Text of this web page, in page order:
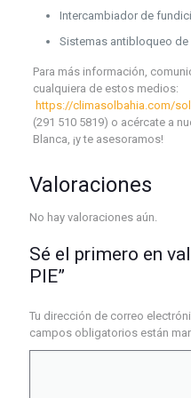
Intercambiador de
Sistemas antibloqueo
Para más información,
cualquiera de estos medios:
https://climasolbahia.com/
(291 510 5819) o acércate a
Blanca, ¡y te asesoramos!
Valoraciones
No hay valoraciones aún.
Sé el primero en
PIE”
Tu dirección de correo
campos obligatorios están